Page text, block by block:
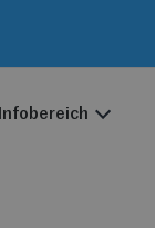
Infobereich